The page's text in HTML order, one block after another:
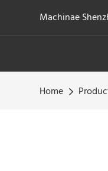
Machinae
Home